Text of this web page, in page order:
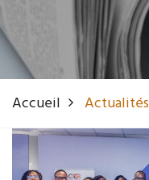
Accueil Actualités